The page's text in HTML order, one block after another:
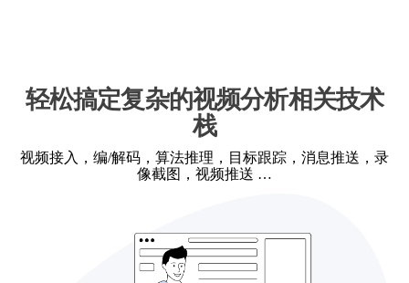
轻松搞定复杂的视频分析相关技术
栈
视频接入，编/解码，算法推理，目标跟踪，消息推送，录
像截图，视频推送 …